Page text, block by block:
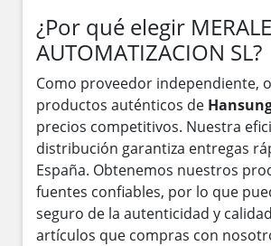
¿Por qué elegir
AUTOMATIZACION SL?
Como proveedor independiente,
productos auténticos de
precios competitivos. Nuestra
distribución garantiza entregas
España. Obtenemos nuestros
fuentes confiables, por lo que
seguro de la autenticidad y
artículos que compras con